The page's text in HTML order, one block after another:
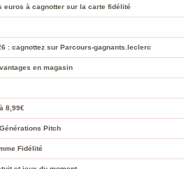
euros à cagnotter sur la carte fidélité
: cagnottez sur Parcours-gagnants.leclerc
en magasin
8,99€
Pitch
Fidélité